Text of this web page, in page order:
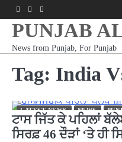
to
content
Facebook
YoutubeInstagram
PUNJAB
News from Punjab, For Punjab
Tag: India
LATEST NEWS NEWS
ਟਾਸ ਜਿੱਤ ਕੇ ਪਹਿਲਾਂ
ਸਿਰਫ਼ 46 ਦੌੜਾਂ ‘ਤੇ ਹੀ